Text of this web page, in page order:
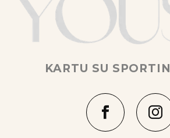
KARTU SU